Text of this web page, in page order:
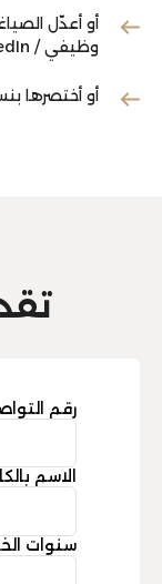
أو أعدّل
وظيفي / LinkedIn
أو أختصرها
رقم
الاسم
سنوات